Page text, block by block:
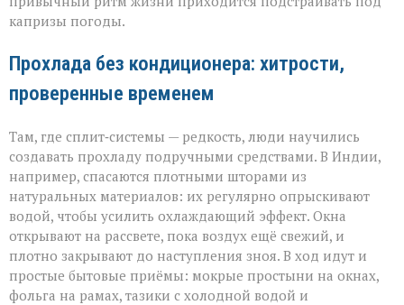
капризы погоды.
Прохлада без кондиционера: хитрости,
проверенные временем
Там, где сплит‑системы — редкость, люди научились
создавать прохладу подручными средствами. В Индии,
например, спасаются плотными шторами из
натуральных материалов: их регулярно опрыскивают
водой, чтобы усилить охлаждающий эффект. Окна
открывают на рассвете, пока воздух ещё свежий, и
плотно закрывают до наступления зноя. В ход идут и
простые бытовые приёмы: мокрые простыни на окнах,
фольга на рамах, тазики с холодной водой и